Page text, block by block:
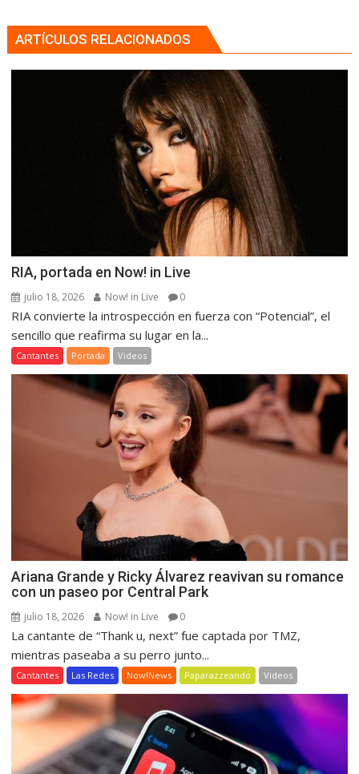
ARTÍCULOS RELACIONADOS
RIA, portada en Now! in Live
julio 18, 2026 Now! in Live 0
RIA convierte la introspección en fuerza con “Potencial”, el
sencillo que reafirma su lugar en la...
Cantantes Portada Videos
Ariana Grande y Ricky Álvarez reavivan su romance
con un paseo por Central Park
julio 18, 2026 Now! in Live 0
La cantante de “Thank u, next” fue captada por TMZ,
mientras paseaba a su perro junto...
Cantantes Las Redes Now!News Paparazzeando Videos